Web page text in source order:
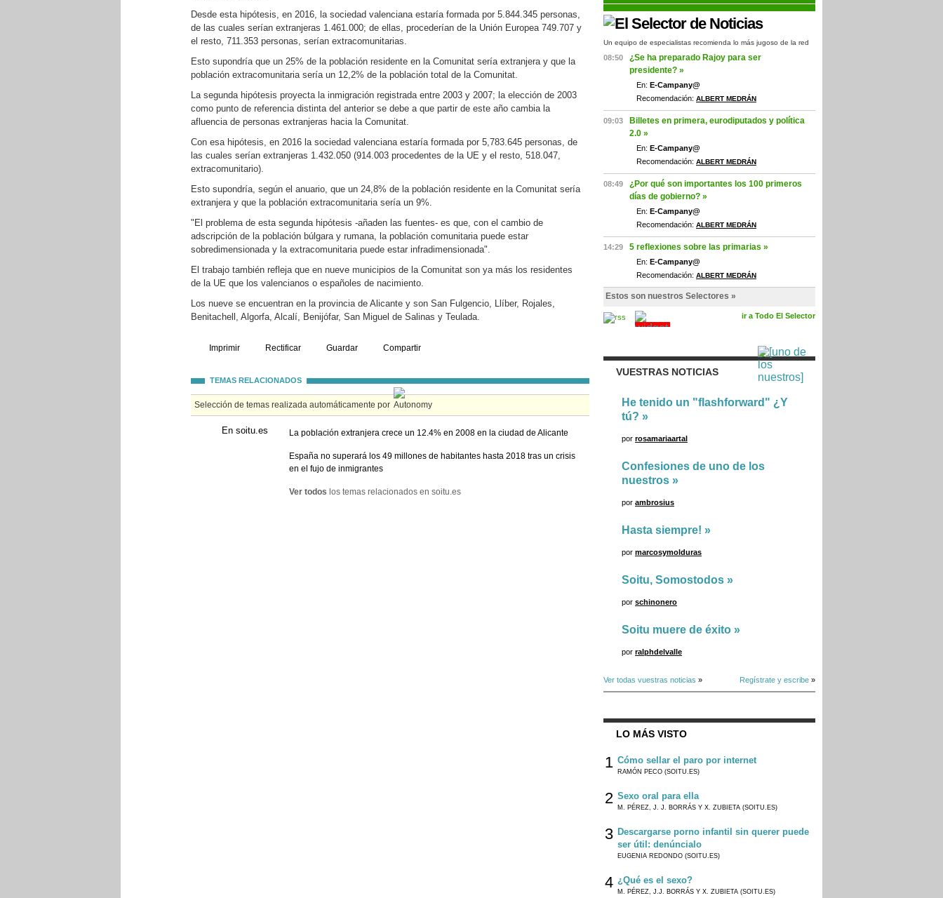
Desde esta hipótesis, en 2016, la sociedad valenciana estaría formada por 5.844.345 personas,
de las cuales serían extranjeras 1.461.000; de ellas, procederían de la Unión Europea 749.707 y
el resto, 711.353 personas, serían extracomunitarias.
Esto supondría que un 25% de la población residente en la Comunitat sería extranjera y que la
población extracomunitaria sería un 12,2% de la población total de la Comunitat.
La segunda hipótesis proyecta la inmigración registrada entre 2003 y 2007; la elección de 2003
como punto de referencia distinta del anterior se debe a que partir de este año cambia la
afluencia de personas extranjeras hacia la Comunitat.
Con esa hipótesis, en 2016 la sociedad valenciana estaría formada por 5,783.645 personas, de
las cuales serían extranjeras 1.432.050 (914.003 procedentes de la UE y el resto, 518.047,
extracomunitario).
Esto supondría, según el anuario, que un 24,8% de la población residente en la Comunitat sería
extranjera y que la población extracomunitaria sería un 9%.
"El problema de esta segunda hipótesis -añaden las fuentes- es que, con el cambio de
adscripción de la población búlgara y rumana, la población comunitaria puede estar
sobredimensionada y la extracomunitaria puede estar infradimensionada".
El trabajo también refleja que en nueve municipios de la Comunitat son ya más los residentes
de la UE que los valencianos o españoles de nacimiento.
Los nueve se encuentran en la provincia de Alicante y son San Fulgencio, Llíber, Rojales,
Benitachell, Algorfa, Alcalí, Benijófar, San Miguel de Salinas y Teulada.
Imprimir Rectificar Guardar Compartir
TEMAS RELACIONADOS
Selección de temas realizada automáticamente por
En soitu.es La población extranjera crece un 12.4% en 2008 en la ciudad de Alicante
España no superará los 49 millones de habitantes hasta 2018 tras un crisis
en el fujo de inmigrantes
Ver todos los temas relacionados en soitu.es
Un equipo de especialistas recomienda lo más jugoso de la red
08:50
¿Se ha preparado Rajoy para ser
presidente? »
En: E-Campany@
Recomendación: ALBERT MEDRÁN
09:03
Billetes en primera, eurodiputados y política
2.0 »
En: E-Campany@
Recomendación: ALBERT MEDRÁN
08:49
¿Por qué son importantes los 100 primeros
días de gobierno? »
En: E-Campany@
Recomendación: ALBERT MEDRÁN
14:29 5 reflexiones sobre las primarias »
En: E-Campany@
Recomendación: ALBERT MEDRÁN
Estos son nuestros Selectores »
ir a Todo El Selector
VUESTRAS NOTICIAS
He tenido un "flashforward" ¿Y
tú? »
por rosamariaartal
Confesiones de uno de los
nuestros »
por ambrosius
Hasta siempre! »
por marcosymolduras
Soitu, Somostodos »
por schinonero
Soitu muere de éxito »
por ralphdelvalle
Ver todas vuestras noticias » Regístrate y escribe »
LO MÁS VISTO
1 Cómo sellar el paro por internet
RAMÓN PECO (SOITU.ES)
2 Sexo oral para ella
M. PÉREZ, J. J. BORRÁS Y X. ZUBIETA (SOITU.ES)
3 Descargarse porno infantil sin querer puede
ser útil: denúncialo
EUGENIA REDONDO (SOITU.ES)
4 ¿Qué es el sexo?
M. PÉREZ, J.J. BORRÁS Y X. ZUBIETA (SOITU.ES)